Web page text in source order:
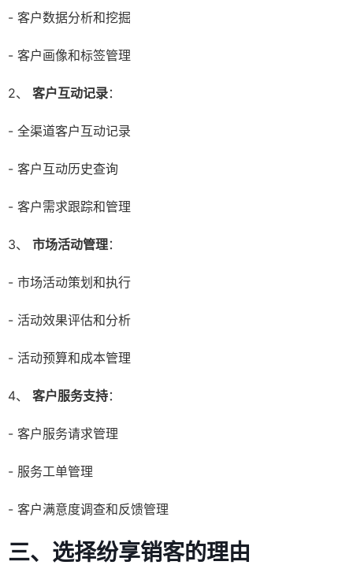
- 客户数据分析和挖掘
- 客户画像和标签管理
2、 客户互动记录：
- 全渠道客户互动记录
- 客户互动历史查询
- 客户需求跟踪和管理
3、 市场活动管理：
- 市场活动策划和执行
- 活动效果评估和分析
- 活动预算和成本管理
4、 客户服务支持：
- 客户服务请求管理
- 服务工单管理
- 客户满意度调查和反馈管理
三、选择纷享销客的理由